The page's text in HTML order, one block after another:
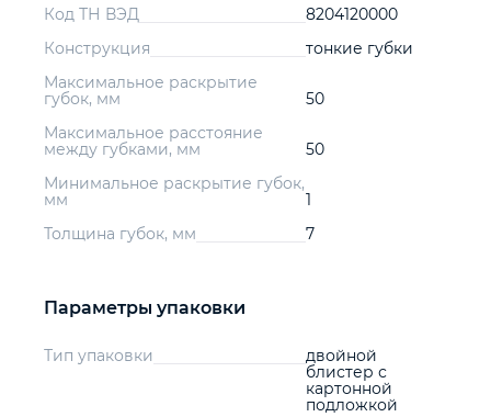
Код ТН ВЭД
8204120000
Конструкция
тонкие губки
Максимальное раскрытие
губок, мм
50
Максимальное расстояние
между губками, мм
50
Минимальное раскрытие губок,
мм
1
Толщина губок, мм
7
Параметры упаковки
Тип упаковки
двойной
блистер с
картонной
подложкой